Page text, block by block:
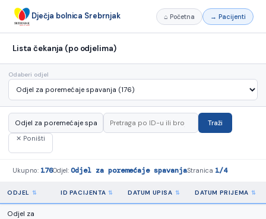
Dječja bolnica Srebrnjak ⌂ Početna → Pacijenti
Lista čekanja (po odjelima)
Odaberi odjel
Traži
✕ Poništi
Ukupno: 176Odjel: Odjel za poremećaje spavanjaStranica 1/4
ODJEL ID PACIJENTA DATUM UPISA DATUM PRIJEMA
Odjel za